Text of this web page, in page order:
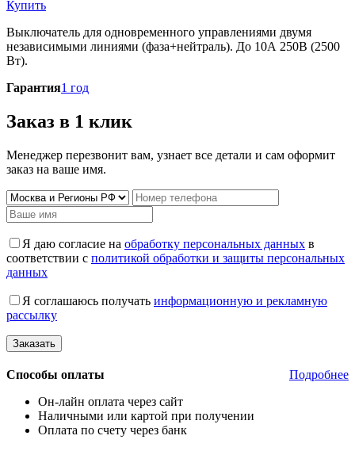
Купить
Выключатель для одновременного управлениями двумя
независимыми линиями (фаза+нейтраль). До 10А 250В (2500
Вт).
Гарантия1 год
Заказ в 1 клик
Менеджер перезвонит вам, узнает все детали и сам оформит
заказ на ваше имя.
Я даю согласие на обработку персональных данных в
соответствии с политикой обработки и защиты персональных
данных
Я соглашаюсь получать информационную и рекламную
рассылку
Способы оплаты
Подробнее
Он-лайн оплата через сайт
Наличными или картой при получении
Оплата по счету через банк